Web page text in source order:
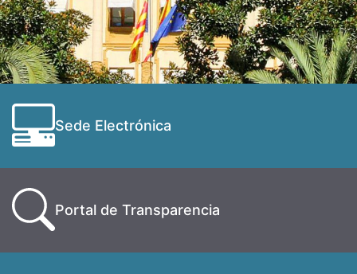
Sede Electrónica
Portal de Transparencia